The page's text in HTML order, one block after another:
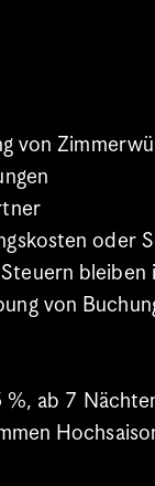
von
oder
bleiben
von
ab 7